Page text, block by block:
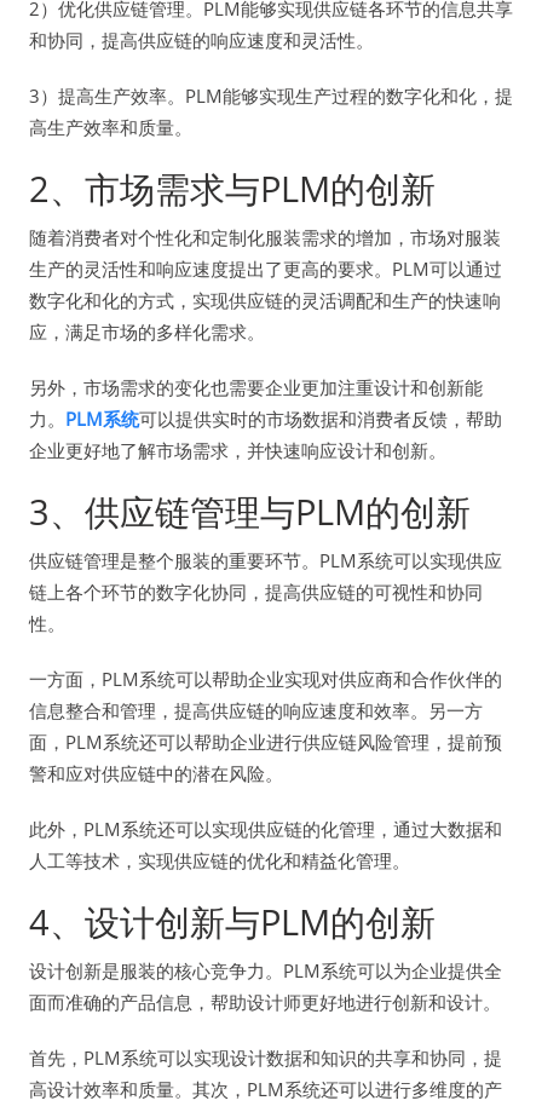
2）优化供应链管理。PLM能够实现供应链各环节的信息共享
和协同，提高供应链的响应速度和灵活性。
3）提高生产效率。PLM能够实现生产过程的数字化和化，提
高生产效率和质量。
2、市场需求与PLM的创新
随着消费者对个性化和定制化服装需求的增加，市场对服装
生产的灵活性和响应速度提出了更高的要求。PLM可以通过
数字化和化的方式，实现供应链的灵活调配和生产的快速响
应，满足市场的多样化需求。
另外，市场需求的变化也需要企业更加注重设计和创新能
力。 PLM系统可以提供实时的市场数据和消费者反馈，帮助
企业更好地了解市场需求，并快速响应设计和创新。
3、供应链管理与PLM的创新
供应链管理是整个服装的重要环节。PLM系统可以实现供应
链上各个环节的数字化协同，提高供应链的可视性和协同
性。
一方面，PLM系统可以帮助企业实现对供应商和合作伙伴的
信息整合和管理，提高供应链的响应速度和效率。另一方
面，PLM系统还可以帮助企业进行供应链风险管理，提前预
警和应对供应链中的潜在风险。
此外，PLM系统还可以实现供应链的化管理，通过大数据和
人工等技术，实现供应链的优化和精益化管理。
4、设计创新与PLM的创新
设计创新是服装的核心竞争力。PLM系统可以为企业提供全
面而准确的产品信息，帮助设计师更好地进行创新和设计。
首先，PLM系统可以实现设计数据和知识的共享和协同，提
高设计效率和质量。其次，PLM系统还可以进行多维度的产